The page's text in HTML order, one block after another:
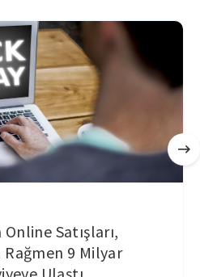
Online Satışları,
9 Milyar